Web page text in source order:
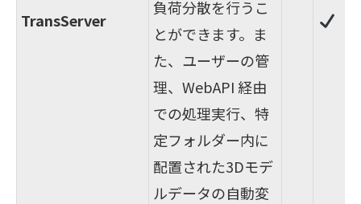
TransServer
負荷分散を行うこ
とができます。ま
た、ユーザーの管
理、WebAPI 経由
での処理実行、特
定フォルダー内に
配置された3Dモデ
ルデータの自動変